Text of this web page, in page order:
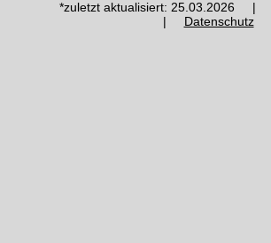
*zuletzt aktualisiert: 25.03.2026 |
| Datenschutz